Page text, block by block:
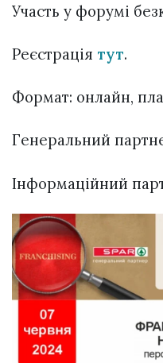
Участь у форумі
Реєстрація тут.
Формат: онлайн,
Генеральний
Інформаційний